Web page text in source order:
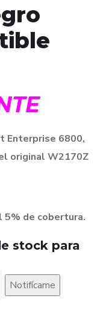
Enterprise 6800,
original W2170Z
5% de cobertura.
stock para
Notifícame